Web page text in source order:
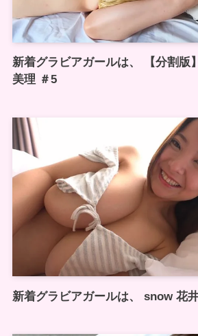
新着グラビアガールは、 【分割版
美理 ＃5
新着グラビアガールは、 snow 花